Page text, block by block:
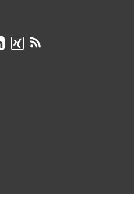
on Instagram
on Facebook
on TikTok
University on BlueSky
University on
TU Dortmund University on
TU Dortmund University